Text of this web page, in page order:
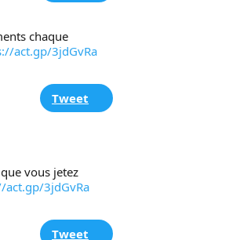
chaque
act.gp/3jdGvRa
Tweet
vous jetez
act.gp/3jdGvRa
Tweet